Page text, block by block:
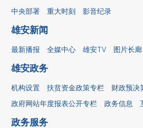
中央部署 重大时刻 影音纪录
雄安新闻
最新播报 全媒中心 雄安TV 图片长廊
雄安政务
机构设置 扶贫资金政策专栏
财政预决
政府网站年度报表公开专栏
政务信息
政务服务